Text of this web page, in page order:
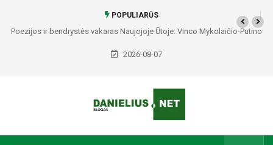
POPULIARŪS
Poezijos ir bendrystės vakaras Naujojoje Ūtoje: Vinco Mykolaičio-Putino
tėviškėje skambės eilės, dainos ir arbatos puodelių šiluma
2026-08-07